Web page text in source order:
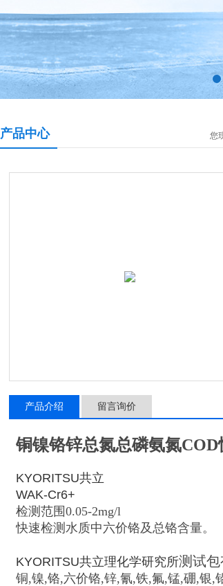
产品中心 您
产品介绍 留言询价
铜镍铬锌总氮总磷氨氮
KYORITSU共立
WAK-Cr6+
检测范围0.05-2mg/l
快速检测水质中六价铬及总铬含量。
KYORITSU共立理化学研究所测试包
铜,镍,铬,六价铬,锌,氰,铁,氟,锰,硼,银,